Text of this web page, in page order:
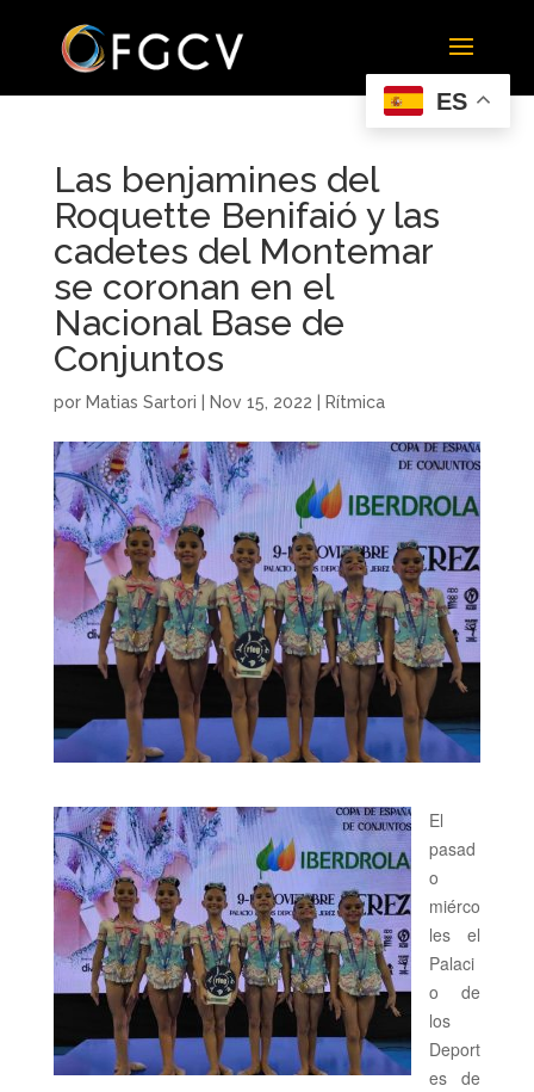
Las benjamines del
Roquette Benifaió y las
cadetes del Montemar
se coronan en el
Nacional Base de
Conjuntos
por Matias Sartori Nov 15, 2022 Rítmica
El
pasad
o
miérco
les el
Palaci
o de
los
Deport
es de
ES